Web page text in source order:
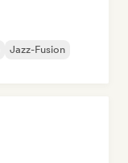
Jazz-Fusion